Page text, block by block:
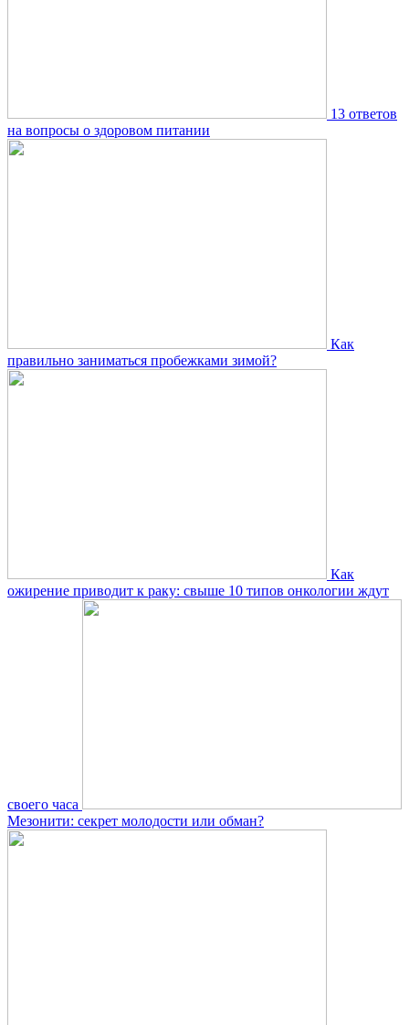
13 ответов
на вопросы о здоровом питании
Как
правильно заниматься пробежками зимой?
Как
ожирение приводит к раку: свыше 10 типов онкологии ждут
своего часа
Мезонити: секрет молодости или обман?